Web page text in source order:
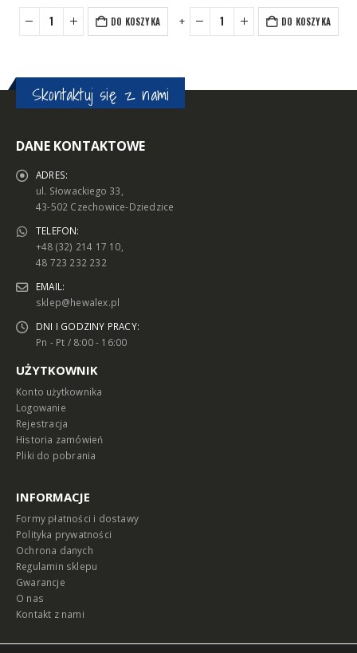
DO KOSZYKA DO KOSZYKA
- + -
Skontaktuj się z nami
DANE KONTAKTOWE
ADRES:
ul. Słowackiego 33,
43-502 Czechowice-Dziedzice
TELEFON:
+48 (32) 214 17 10,
48 723 232 232
EMAIL:
sklep@hewalex.pl
DNI I GODZINY PRACY:
Pn - Pt / 8:00 - 16:00
UŻYTKOWNIK
Konto użytkownika
Logowanie
Rejestracja
Historia zamówień
Pliki do pobrania
INFORMACJE
Formy płatności i dostawy
Polityka prywatności
Ochrona danych
Regulamin sklepu
Gwarancje
O nas
Kontakt z nami